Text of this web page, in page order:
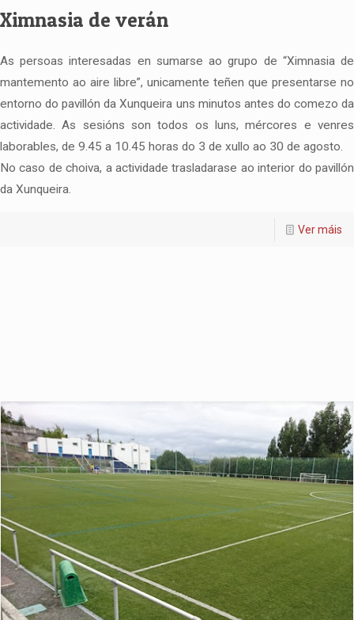
Ximnasia de verán
As persoas interesadas en sumarse ao grupo de “Ximnasia de
mantemento ao aire libre”, unicamente teñen que presentarse no
entorno do pavillón da Xunqueira uns minutos antes do comezo da
actividade. As sesións son todos os luns, mércores e venres
laborables, de 9.45 a 10.45 horas do 3 de xullo ao 30 de agosto.
No caso de choiva, a actividade trasladarase ao interior do pavillón
da Xunqueira.
Ver máis